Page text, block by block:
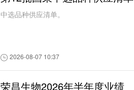
中选品种供应清单。
2026-08-07 10:37
荣昌生物2026年半年度业绩